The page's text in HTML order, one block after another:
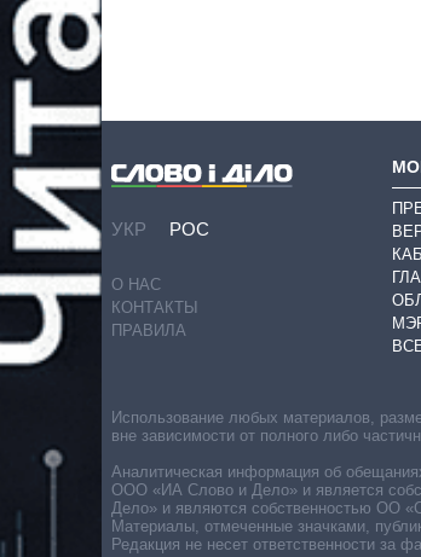
УКР РОС
О НАС
КОНТАКТЫ
ПРАВИЛА
Использование любых материалов,
вне зависимости от полного либо
Аналитическая информация об
ООО «ИА Слово и Дело» и является
Дело» и являются собственностью ОО
Материалы, отмеченные значками,
Редакция не несет ответственности за